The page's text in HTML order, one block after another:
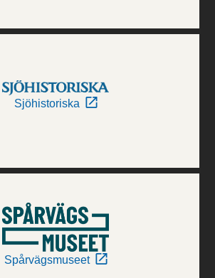
Sjöhistoriska
Spårvägsmuseet